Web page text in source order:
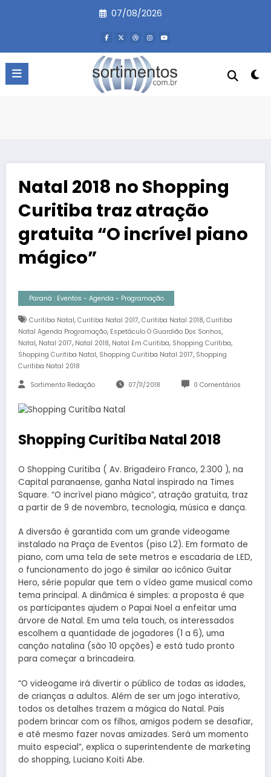
07/08/2026
Natal 2018 no Shopping
Curitiba traz atração
gratuita “O incrível piano
mágico”
Paraná : Eventos - Agenda - Programação
Curitiba Natal, Curitiba Natal 2017, Curitiba Natal 2018, Curitiba
Natal Agenda Programação, Espetáculo O Guardião Dos Sonhos,
Natal, Natal 2017, Natal 2018, Natal Em Curitiba, Shopping Curitiba,
Shopping Curitiba Natal, Shopping Curitiba Natal 2017, Shopping
Curitiba Natal 2018
Sortimento Redação 07/11/2018 0 Comentários
Shopping Curitiba Natal 2018
O Shopping Curitiba ( Av. Brigadeiro Franco, 2.300 ), na
Capital paranaense, ganha Natal inspirado na Times
Square. “O incrível piano mágico”, atração gratuita, traz
a partir de 9 de novembro, tecnologia, música e dança.
A diversão é garantida com um grande videogame
instalado na Praça de Eventos (piso L2). Em formato de
piano, com uma tela de sete metros e escadaria de LED,
o funcionamento do jogo é similar ao icônico Guitar
Hero, série popular que tem o vídeo game musical como
tema principal. A dinâmica é simples: a proposta é que
os participantes ajudem o Papai Noel a enfeitar uma
árvore de Natal. Em uma tela touch, os interessados
escolhem a quantidade de jogadores (1 a 6), uma
canção natalina (são 10 opções) e está tudo pronto
para começar a brincadeira.
“O videogame irá divertir o público de todas as idades,
de crianças a adultos. Além de ser um jogo interativo,
todos os detalhes trazem a mágica do Natal. Pais
podem brincar com os filhos, amigos podem se desafiar,
e até mesmo fazer novas amizades. Será um momento
muito especial”, explica o superintendente de marketing
do shopping, Luciano Koiti Abe.